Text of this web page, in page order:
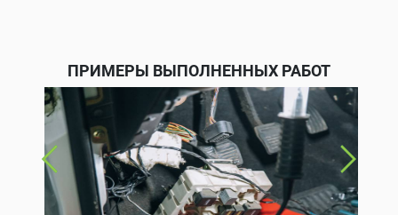
ПРИМЕРЫ ВЫПОЛНЕННЫХ РАБОТ